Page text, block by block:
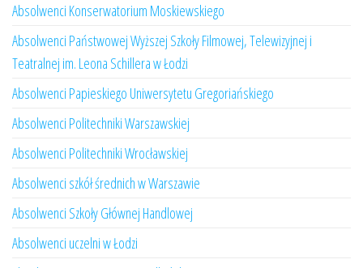
Absolwenci Konserwatorium Moskiewskiego
Absolwenci Państwowej Wyższej Szkoły Filmowej, Telewizyjnej i
Teatralnej im. Leona Schillera w Łodzi
Absolwenci Papieskiego Uniwersytetu Gregoriańskiego
Absolwenci Politechniki Warszawskiej
Absolwenci Politechniki Wrocławskiej
Absolwenci szkół średnich w Warszawie
Absolwenci Szkoły Głównej Handlowej
Absolwenci uczelni w Łodzi